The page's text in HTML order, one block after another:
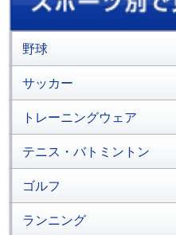
野球
サッカー
トレーニングウェア
テニス・バトミントン
ゴルフ
ランニング